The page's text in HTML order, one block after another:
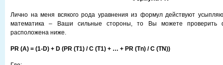
Лично на меня всякого рода уравнения из формул действуют
математика – Ваши сильные стороны, то Вы можете проверить
расположена ниже.
PR (A) = (1-D) + D (PR (T1) / C (T1) + … + PR (Tn) / C (TN))